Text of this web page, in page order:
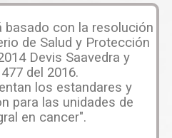
basado con la resolución
de Salud y Protección
Devis Saavedra y
del 2016.
los estandares y
para las unidades de
en cancer".